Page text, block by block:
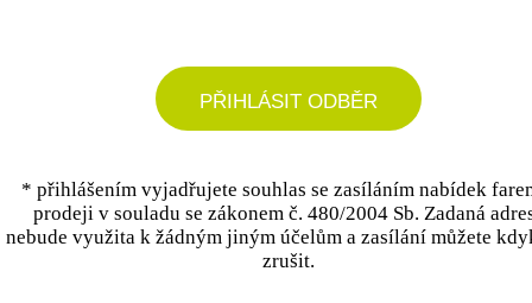
PŘIHLÁSIT ODBĚR
* přihlášením vyjadřujete souhlas se zasíláním nabídek
prodeji v souladu se zákonem č. 480/2004 Sb. Zadaná
nebude využita k žádným jiným účelům a zasílání můžete
zrušit.